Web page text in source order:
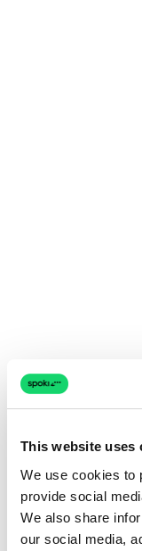
This website uses
We use cookies to
provide social
We also share
our social media,